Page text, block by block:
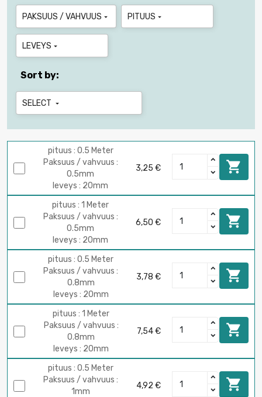
PAKSUUS / VAHVUUS  PITUUS 
LEVEYS 
Sort by:
SELECT 
pituus : 0.5 Meter
Paksuus / vahvuus :
0.5mm
leveys : 20mm
3,25 € 
pituus : 1 Meter
Paksuus / vahvuus :
0.5mm
leveys : 20mm
6,50 € 
pituus : 0.5 Meter
Paksuus / vahvuus :
0.8mm
leveys : 20mm
3,78 € 
pituus : 1 Meter
Paksuus / vahvuus :
0.8mm
leveys : 20mm
7,54 € 
pituus : 0.5 Meter
Paksuus / vahvuus :
1mm
4,92 € 